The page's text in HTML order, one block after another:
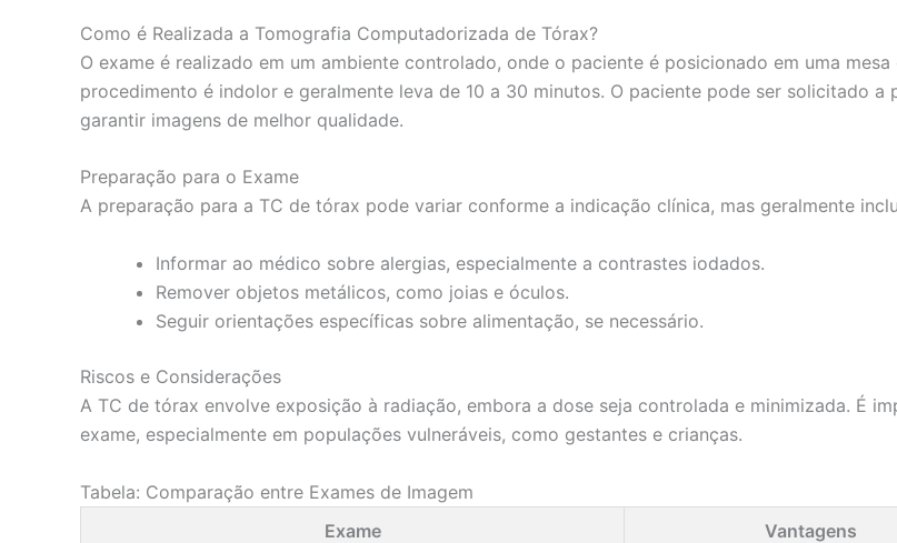
Como é Realizada a Tomografia Computadorizada de Tórax?
O exame é realizado em um ambiente controlado, onde o paciente é posicionado em uma
procedimento é indolor e geralmente leva de 10 a 30 minutos. O paciente pode ser solicitado
garantir imagens de melhor qualidade.
Preparação para o Exame
A preparação para a TC de tórax pode variar conforme a indicação clínica, mas geralmente
Informar ao médico sobre alergias, especialmente a contrastes iodados.
Remover objetos metálicos, como joias e óculos.
Seguir orientações específicas sobre alimentação, se necessário.
Riscos e Considerações
A TC de tórax envolve exposição à radiação, embora a dose seja controlada e minimizada. É
exame, especialmente em populações vulneráveis, como gestantes e crianças.
Tabela: Comparação entre Exames de Imagem
Exame
Vantagens